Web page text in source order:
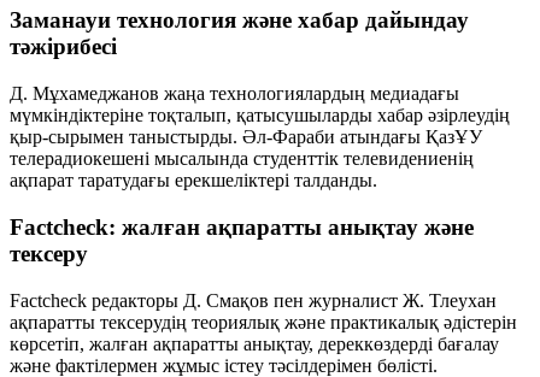
Заманауи технология және хабар дайындау
тәжірибесі
Д. Мұхамеджанов жаңа технологиялардың медиадағы
мүмкіндіктеріне тоқталып, қатысушыларды хабар әзірлеудің
қыр-сырымен таныстырды. Әл-Фараби атындағы ҚазҰУ
телерадиокешені мысалында студенттік телевидениенің
ақпарат таратудағы ерекшеліктері талданды.
Factcheck: жалған ақпаратты анықтау және
тексеру
Factcheck редакторы Д. Смақов пен журналист Ж. Тлеухан
ақпаратты тексерудің теориялық және практикалық әдістерін
көрсетіп, жалған ақпаратты анықтау, дереккөздерді бағалау
және фактілермен жұмыс істеу тәсілдерімен бөлісті.